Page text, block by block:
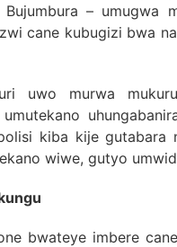
– umugwa
cane kubugizi bwa
uwo murwa
kiba kije
wiwe, gutyo
bwateye imbere